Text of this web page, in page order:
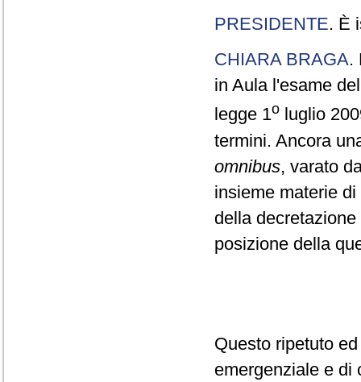
PRESIDENTE. È
CHIARA BRAGA.
in Aula l'esame
legge 1o luglio
termini. Ancora
omnibus, varato
insieme materie
della
posizione della
Questo ripetuto
emergenziale e di